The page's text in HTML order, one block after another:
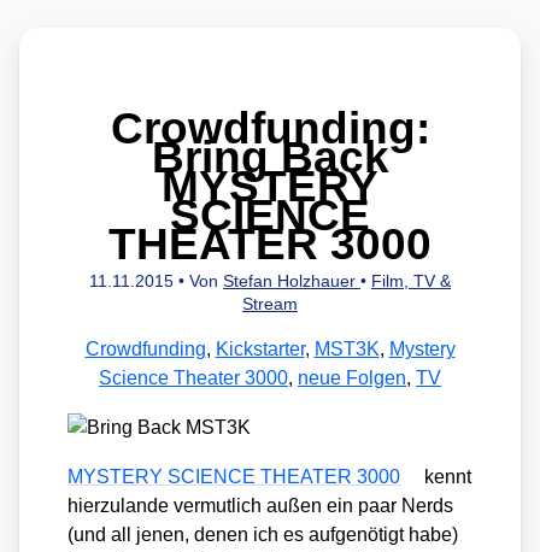
Crowdfunding:
Bring Back
MYSTERY
SCIENCE
THEATER 3000
11.11.2015 • Von Stefan Holzhauer • Film, TV &
Stream
Crowdfunding, Kickstarter, MST3K, Mystery
Science Theater 3000, neue Folgen, TV
MYSTERY SCIENCE THEATER 3000
kennt
hier­zu­lan­de ver­mut­lich außen ein paar Nerds
(und all jenen, denen ich es auf­ge­nö­tigt habe)